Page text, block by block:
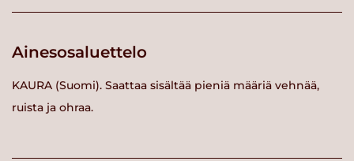
Ainesosaluettelo
KAURA (Suomi). Saattaa sisältää pieniä määriä vehnää,
ruista ja ohraa.